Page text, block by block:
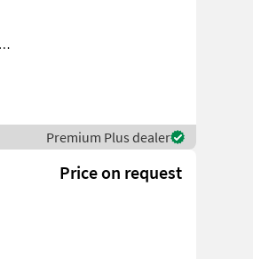
Premium Plus dealer
Price on request